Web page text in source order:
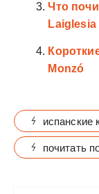
Что
Laiglesia
Monzó
испанские
почитать